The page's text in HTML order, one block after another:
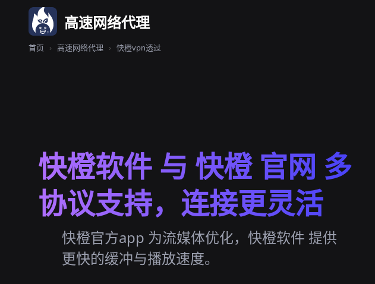
高速网络代理
首页 › 高速网络代理 › 快橙vpn透过
快橙软件 与 快橙 官网 多
协议支持，连接更灵活
快橙官方app 为流媒体优化，快橙软件 提供
更快的缓冲与播放速度。